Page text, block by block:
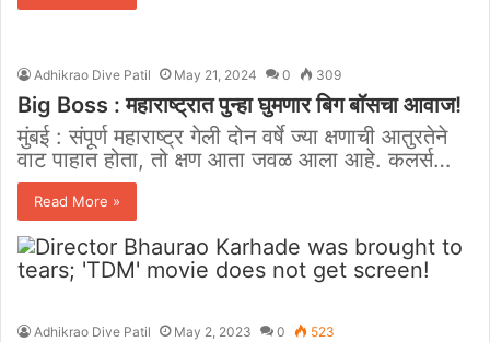
Adhikrao Dive Patil May 21, 2024 0 309
Big Boss : महाराष्ट्रात पुन्हा घुमणार बिग बॉसचा आवाज!
मुंबई : संपूर्ण महाराष्ट्र गेली दोन वर्षे ज्या क्षणाची आतुरतेने
वाट पाहात होता, तो क्षण आता जवळ आला आहे. कलर्स…
Read More »
Adhikrao Dive Patil May 2, 2023 0 523